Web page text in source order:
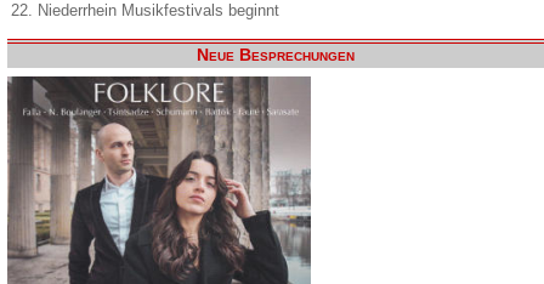
22. Niederrhein Musikfestivals beginnt
Neue Besprechungen